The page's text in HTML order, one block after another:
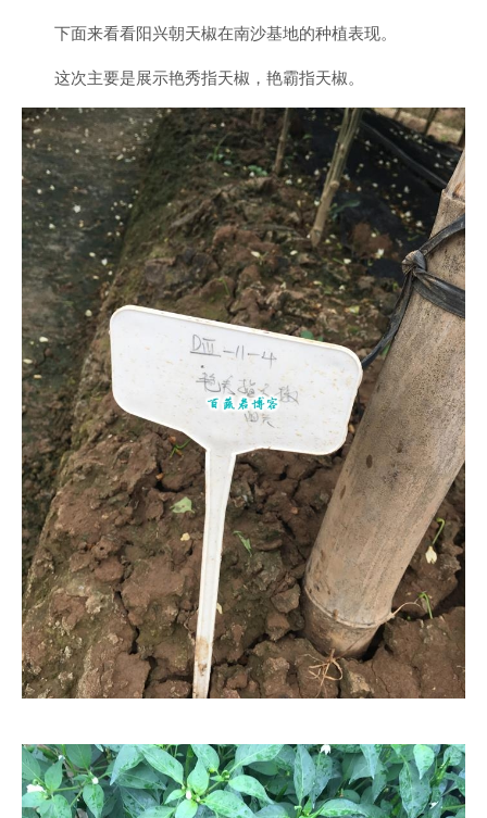
下面来看看阳兴朝天椒在南沙基地的种植表现。
这次主要是展示艳秀指天椒，艳霸指天椒。